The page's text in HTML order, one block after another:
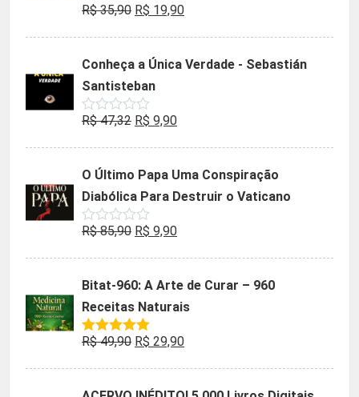
Avaliação
de
R$35,90 O
era:
R$ 35,90.
R$ 19,90O
é:
Conheça a Única Verdade - Sebastián
Santisteban
Avaliação
de
R$47,32 O
era:
R$ 47,32.
R$ 9,90O
é:
R$ 9,90.
O Último Papa Uma Conspiração
Diabólica Para Destruir o Vaticano
Avaliação
de
R$85,90 O
era:
R$ 85,90.
R$ 9,90O
é:
R$ 9,90.
Bitat-960: A Arte de Curar – 960
Receitas Naturais
Avaliação
R$49,90 O
R$ 29,90O